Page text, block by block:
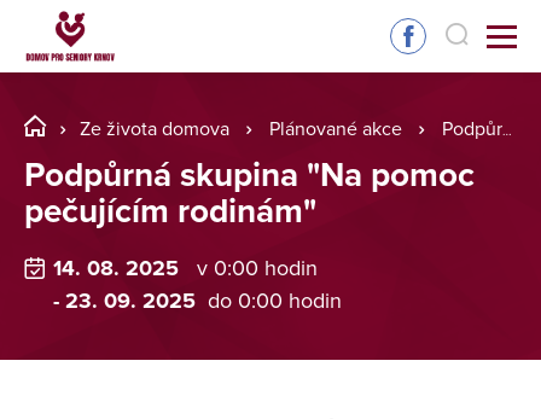
Ze života domova Plánované akce Podpůrná skupina "Na pomoc pečujícím rodinám"
Podpůrná skupina "Na pomoc
pečujícím rodinám"
14. 08. 2025
v 0:00 hodin
- 23. 09. 2025 do 0:00 hodin